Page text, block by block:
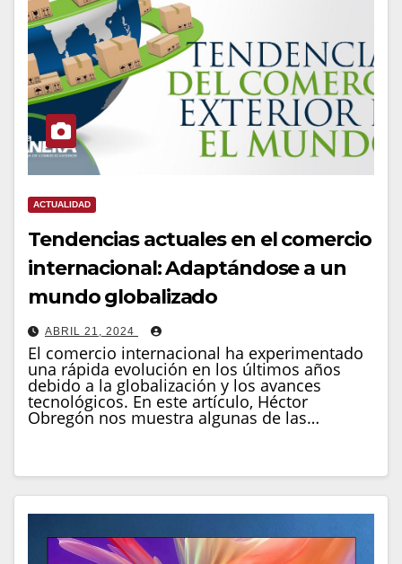
ACTUALIDAD
Tendencias actuales en el comercio
internacional: Adaptándose a un
mundo globalizado
ABRIL 21, 2024
El comercio internacional ha experimentado
una rápida evolución en los últimos años
debido a la globalización y los avances
tecnológicos. En este artículo, Héctor
Obregón nos muestra algunas de las…